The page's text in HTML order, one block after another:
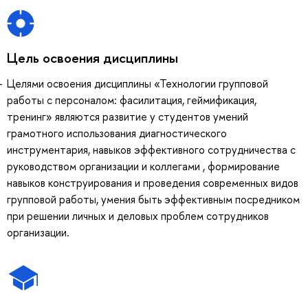
Цель освоения дисциплины
Целями освоения дисциплины «Технологии групповой
работы с персоналом: фасилитация, геймификация,
тренинг» являются развитие у студентов умений
грамотного использования диагностического
инструментария, навыков эффективного сотрудничества с
руководством организации и коллегами , формирование
навыков конструирования и проведения современных видов
групповой работы, умения быть эффективным посредником
при решении личных и деловых проблем сотрудников
организации.